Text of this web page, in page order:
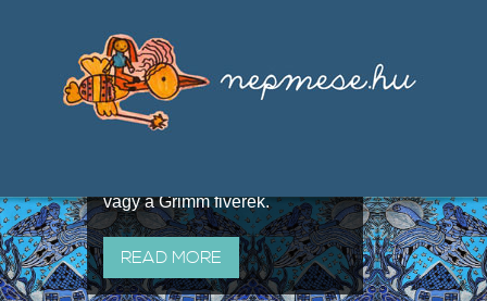
útján terjedő elbeszélésekből,
melyeket olyan ismert gyűjtők
állítottak össze, mint Benedek
vagy a Grimm fivérek.
READ MORE